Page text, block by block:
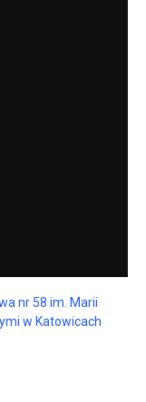
nr 58 im. Marii
w Katowicach